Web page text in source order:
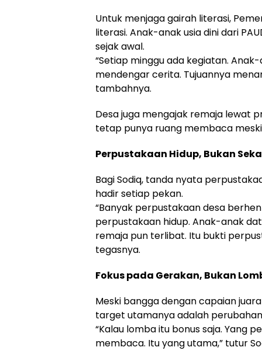
Untuk menjaga gairah literasi,
literasi. Anak-anak usia dini dari
sejak awal.
“Setiap minggu ada kegiatan.
mendengar cerita. Tujuannya
tambahnya.
Desa juga mengajak remaja lewat
tetap punya ruang membaca
Perpustakaan Hidup, Bukan
Bagi Sodiq, tanda nyata
hadir setiap pekan.
“Banyak perpustakaan desa
perpustakaan hidup. Anak-anak
remaja pun terlibat. Itu bukti
tegasnya.
Fokus pada Gerakan, Bukan
Meski bangga dengan capaian
target utamanya adalah
“Kalau lomba itu bonus saja. Yang
membaca. Itu yang utama,” tutur